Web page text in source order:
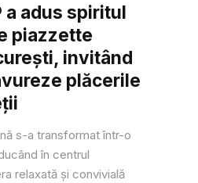
a adus spiritul
piazzette
invitând
plăcerile
s-a transformat într-o
în centrul
relaxată și convivială